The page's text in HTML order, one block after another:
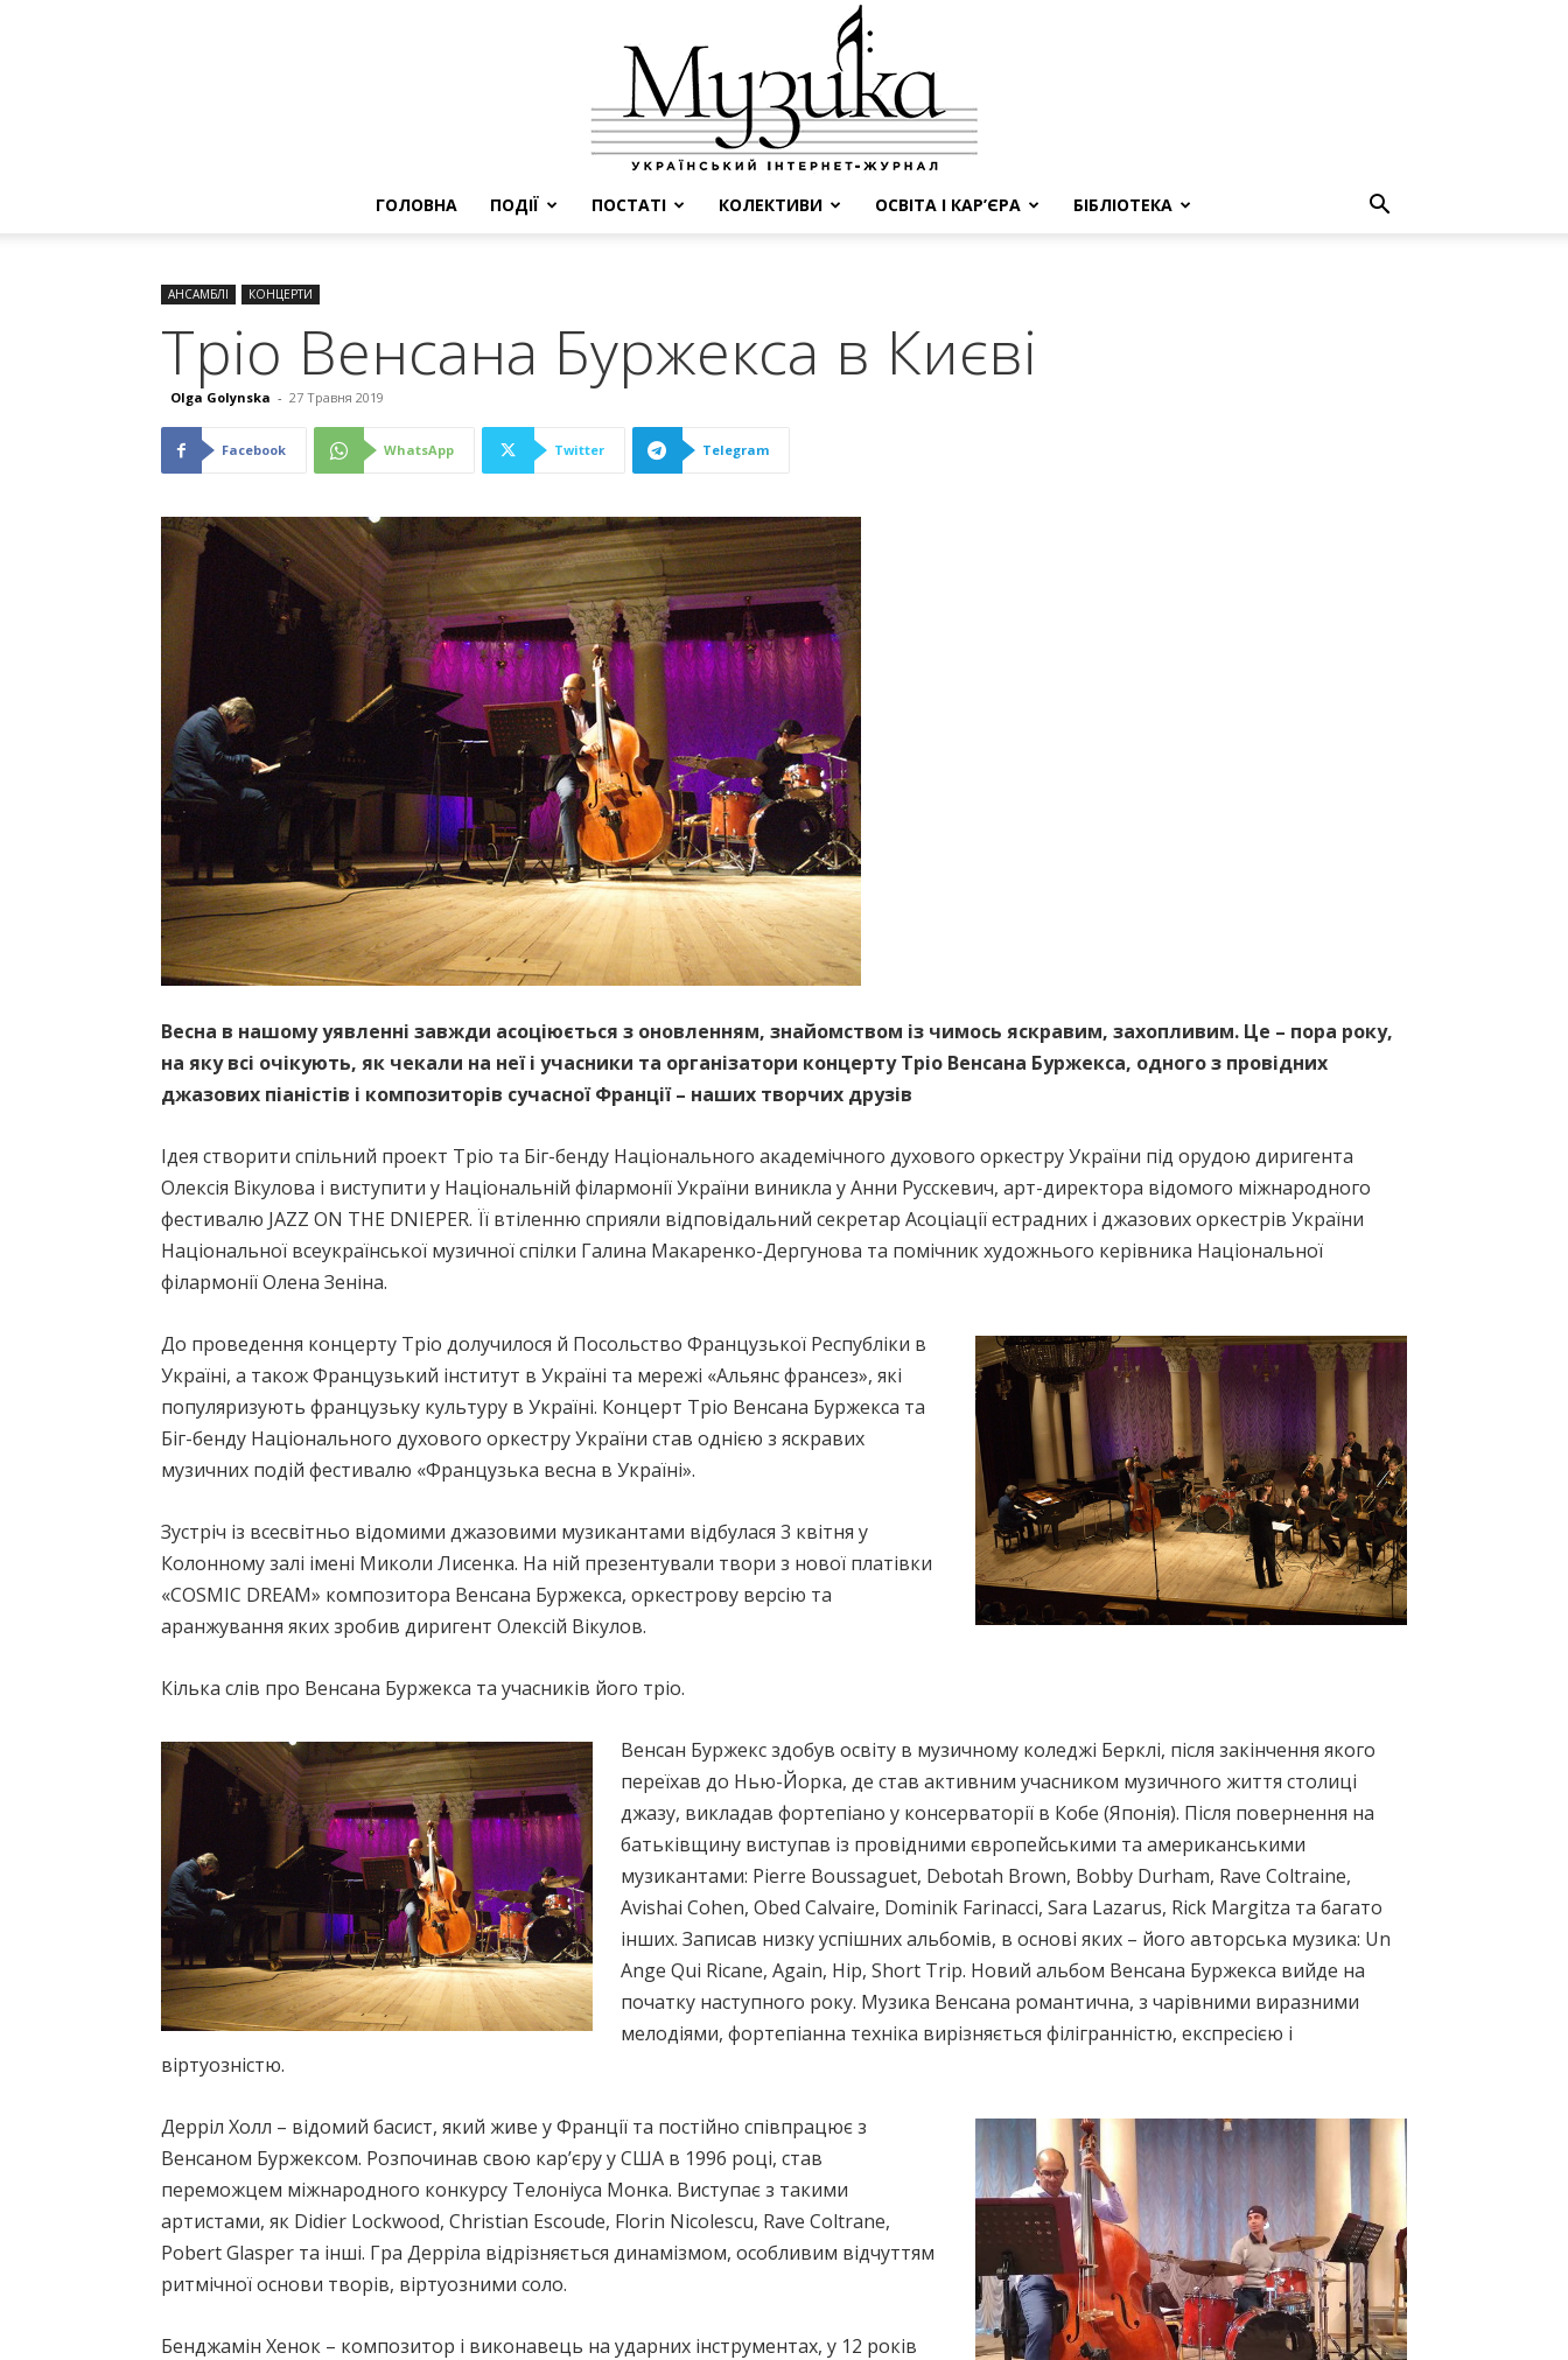
ГОЛОВНА ПОДІЇ ПОСТАТІ КОЛЕКТИВИ ОСВІТА І КАР’ЄРА БІБЛІОТЕКА
АНСАМБЛІ КОНЦЕРТИ
Тріо Венсана Буржекса в Києві
Olga Golynska - 27 Травня 2019
Facebook WhatsApp Twitter Telegram
Весна в нашому уявленні завжди асоціюється з оновленням, знайомством із чимось яскравим, захопливим. Це – пора року,
на яку всі очікують, як чекали на неї і учасники та організатори концерту Тріо Венсана Буржекса, одного з провідних
джазових піаністів і композиторів сучасної Франції – наших творчих друзів
Ідея створити спільний проект Тріо та Біг-бенду Національного академічного духового оркестру України під орудою диригента
Олексія Вікулова і виступити у Національній філармонії України виникла у Анни Русскевич, арт-директора відомого міжнародного
фестивалю JAZZ ON THE DNIEPER. Її втіленню сприяли відповідальний секретар Асоціації естрадних і джазових оркестрів України
Національної всеукраїнської музичної спілки Галина Макаренко-Дергунова та помічник художнього керівника Національної
філармонії Олена Зеніна.
До проведення концерту Тріо долучилося й Посольство Французької Республіки в
Україні, а також Французький інститут в Україні та мережі «Альянс франсез», які
популяризують французьку культуру в Україні. Концерт Тріо Венсана Буржекса та
Біг-бенду Національного духового оркестру України став однією з яскравих
музичних подій фестивалю «Французька весна в Україні».
Зустріч із всесвітньо відомими джазовими музикантами відбулася 3 квітня у
Колонному залі імені Миколи Лисенка. На ній презентували твори з нової платівки
«COSMIC DREAM» композитора Венсана Буржекса, оркестрову версію та
аранжування яких зробив диригент Олексій Вікулов.
Кілька слів про Венсана Буржекса та учасників його тріо.
Венсан Буржекс здобув освіту в музичному коледжі Берклі, після закінчення якого
переїхав до Нью-Йорка, де став активним учасником музичного життя столиці
джазу, викладав фортепіано у консерваторії в Кобе (Японія). Після повернення на
батьківщину виступав із провідними європейськими та американськими
музикантами: Pierre Boussaguet, Debotah Brown, Bobby Durham, Rave Coltraine,
Avishai Cohen, Obed Calvaire, Dominik Farinacci, Sara Lazarus, Rick Margitza та багато
інших. Записав низку успішних альбомів, в основі яких – його авторська музика: Un
Ange Qui Ricane, Again, Hip, Short Trip. Новий альбом Венсана Буржекса вийде на
початку наступного року. Музика Венсана романтична, з чарівними виразними
мелодіями, фортепіанна техніка вирізняється філігранністю, експресією і
віртуозністю.
Дерріл Холл – відомий басист, який живе у Франції та постійно співпрацює з
Венсаном Буржексом. Розпочинав свою кар’єру у США в 1996 році, став
переможцем міжнародного конкурсу Телоніуса Монка. Виступає з такими
артистами, як Didier Lockwood, Christian Escoude, Florin Nicolescu, Rave Coltrane,
Pobert Glasper та інші. Гра Дерріла відрізняється динамізмом, особливим відчуттям
ритмічної основи творів, віртуозними соло.
Бенджамін Хенок – композитор і виконавець на ударних інструментах, у 12 років